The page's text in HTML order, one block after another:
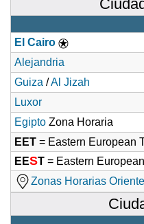
El Cairo
Alejandria
Guiza /Al Jizah
Luxor
Egipto Zona Horaria
EET = Eastern European
EEST = Eastern
Zonas Horarias